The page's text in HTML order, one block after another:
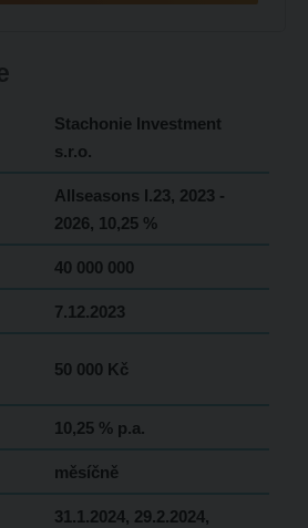
Stachonie Investment
s.r.o.
Allseasons I.23, 2023 -
2026, 10,25 %
40 000 000
7.12.2023
50 000 Kč
10,25 % p.a.
měsíčně
31.1.2024, 29.2.2024,